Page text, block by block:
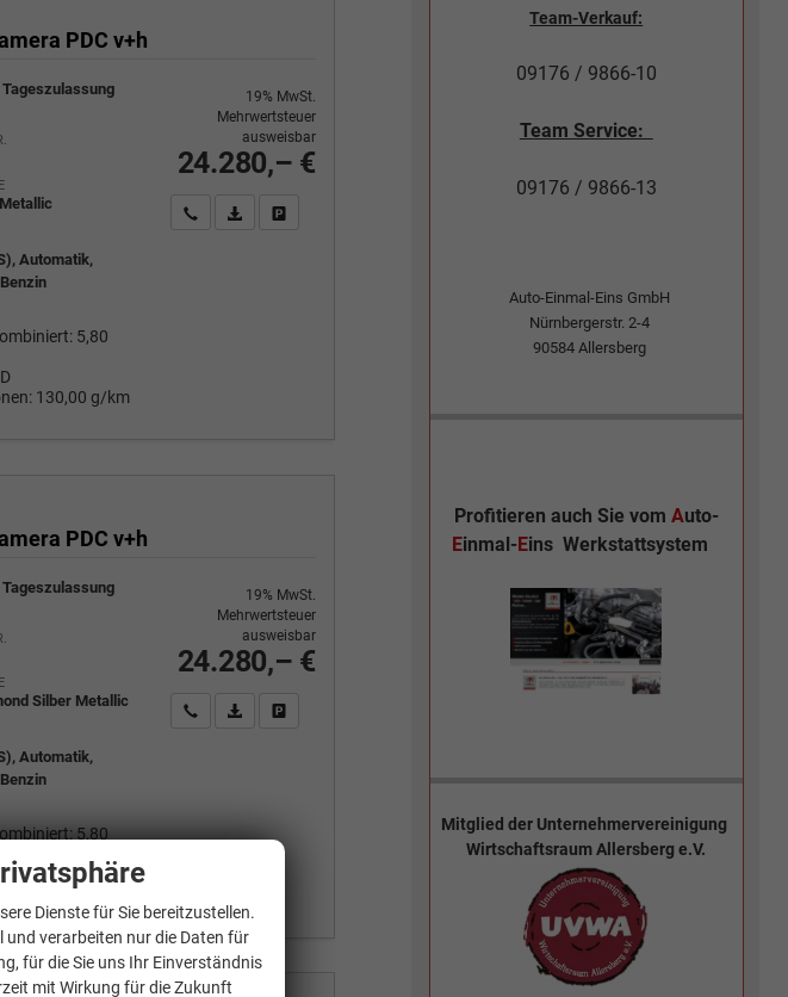
PDC v+h
Automatik,
5,80
D
130,00 g/km
24.280,– €
19% MwSt.
Mehrwertsteuer
ausweisbar
Wir rufen Sie anPDF-Fahrzeugexposé drucken
PDC v+h
Silber Metallic
Automatik,
5,80
D
130,00 g/km
24.280,– €
19% MwSt.
Mehrwertsteuer
ausweisbar
Wir rufen Sie anPDF-Fahrzeugexposé drucken
Team-Verkauf:
09176 / 9866-10
Team Service:
09176 / 9866-13
Auto-Einmal-Eins GmbH
Nürnbergerstr. 2-4
90584 Allersberg
Profitieren auch Sie vom Auto-
Einmal- Eins Werkstattsystem
Mitglied der Unternehmervereinigung
Wirtschaftsraum Allersberg e.V.
Dienste für Sie bereitzustellen.
verarbeiten nur die Daten für
für die Sie uns Ihr Einverständnis
mit Wirkung für die Zukunft